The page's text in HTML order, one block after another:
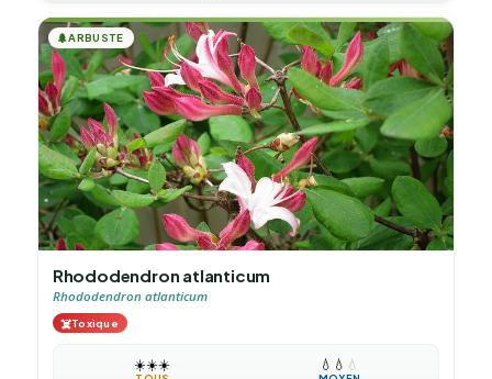
🌲ARBUSTE
Rhododendron atlanticum
Rhododendron atlanticum
☠️Toxique
☀️☀️☀️ 💧 💧 💧